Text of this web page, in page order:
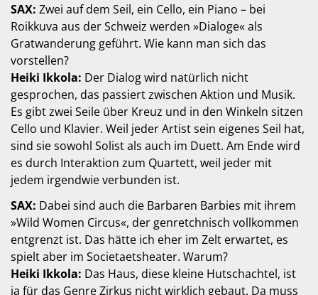
SAX: Zwei auf dem Seil, ein Cello, ein Piano – bei
Roikkuva aus der Schweiz werden »Dialoge« als
Gratwanderung geführt. Wie kann man sich das
vorstellen?
Heiki Ikkola: Der Dialog wird natürlich nicht
gesprochen, das passiert zwischen Aktion und Musik.
Es gibt zwei Seile über Kreuz und in den Winkeln sitzen
Cello und Klavier. Weil jeder Artist sein eigenes Seil hat,
sind sie sowohl Solist als auch im Duett. Am Ende wird
es durch Interaktion zum Quartett, weil jeder mit
jedem irgendwie verbunden ist.
SAX: Dabei sind auch die Barbaren Barbies mit ihrem
»Wild Women Circus«, der genretchnisch vollkommen
entgrenzt ist. Das hätte ich eher im Zelt erwartet, es
spielt aber im Societaetsheater. Warum?
Heiki Ikkola: Das Haus, diese kleine Hutschachtel, ist
ja für das Genre Zirkus nicht wirklich gebaut. Da muss